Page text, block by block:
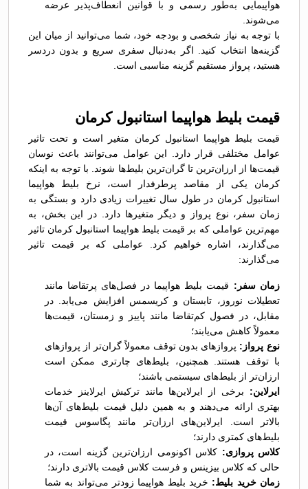
هواپیمایی به‌طور رسمی و با قوانین انعطاف‌پذیر عرضه
می‌شوند.
با توجه به نیاز شخصی و بودجه خود، شما می‌توانید از میان این
گزینه‌ها انتخاب کنید. اگر به‌دنبال سفری سریع و بدون دردسر
هستید، پرواز مستقیم گزینه مناسبی است.
قیمت بلیط هواپیما استانبول کرمان
قیمت بلیط هواپیما استانبول کرمان متغیر است و تحت تاثیر
عوامل مختلفی قرار دارد. این عوامل می‌توانند باعث نوسان
قیمت‌ها از ارزان‌ترین تا گران‌ترین بلیط‌ها شوند. با توجه به اینکه
کرمان یکی از مقاصد پرطرفدار است، نرخ بلیط هواپیما
استانبول کرمان در طول سال تغییرات زیادی دارد و بستگی به
زمان سفر، نوع پرواز و دیگر متغیرها دارد. در این بخش، به
مهم‌ترین عواملی که بر قیمت بلیط هواپیما استانبول کرمان تاثیر
می‌گذارند، اشاره خواهیم کرد. عواملی که بر قیمت تاثیر
می‌گذارند:
زمان سفر: قیمت بلیط هواپیما در فصل‌های پرتقاضا مانند
تعطیلات نوروز، تابستان و کریسمس افزایش می‌یابد. در
مقابل، در فصول کم‌تقاضا مانند پاییز و زمستان، قیمت‌ها
معمولاً کاهش می‌یابند؛
نوع پرواز: پروازهای بدون توقف معمولاً گران‌تر از پروازهای
با توقف هستند. همچنین، بلیط‌های چارتری ممکن است
ارزان‌تر از بلیط‌های سیستمی باشند؛
ایرلاین: برخی از ایرلاین‌ها مانند ترکیش ایرلاینز خدمات
بهتری ارائه می‌دهند و به همین دلیل قیمت بلیط‌های آن‌ها
بالاتر است. ایرلاین‌های ارزان‌تر مانند پگاسوس قیمت
بلیط‌های کمتری دارند؛
کلاس پروازی: کلاس اکونومی ارزان‌ترین گزینه است، در
حالی که کلاس بیزینس و فرست کلاس قیمت بالاتری دارند؛
زمان خرید بلیط: خرید بلیط هواپیما زودتر می‌تواند به شما